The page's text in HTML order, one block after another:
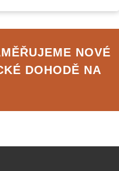
NOVÉ
DOHODĚ NA